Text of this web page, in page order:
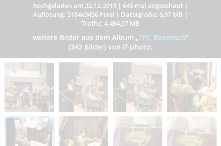
hochgeladen am 22.12.2019 | 645 mal angeschaut |
Auflösung: 5184x3456 Pixel | Dateigröße: 6,97 MB |
Traffic: 4.494,07 MB
weitere Bilder aus dem Album „1FC_Boemisch”
(342 Bilder) von lf-photo: